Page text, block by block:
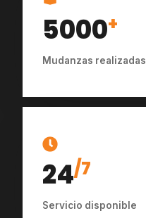
5000+
Mudanzas realizadas
24/7
Servicio disponible